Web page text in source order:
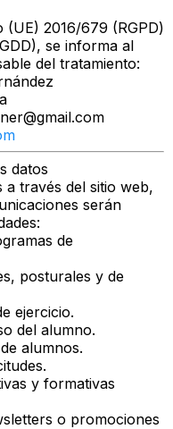
(UE) 2016/679 (RGPD)
se informa al
del tratamiento:
datos
a través del sitio web,
serán
de
posturales y de
ejercicio.
del alumno.
alumnos.
y formativas
o promociones